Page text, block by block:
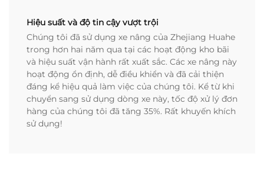
Hiệu suất và độ tin cậy vượt trội
Chúng tôi đã sử dụng xe nâng của Zhejiang Huahe
trong hơn hai năm qua tại các hoạt động kho bãi
và hiệu suất vận hành rất xuất sắc. Các xe nâng này
hoạt động ổn định, dễ điều khiển và đã cải thiện
đáng kể hiệu quả làm việc của chúng tôi. Kể từ khi
chuyển sang sử dụng dòng xe này, tốc độ xử lý đơn
hàng của chúng tôi đã tăng 35%. Rất khuyến khích
sử dụng!